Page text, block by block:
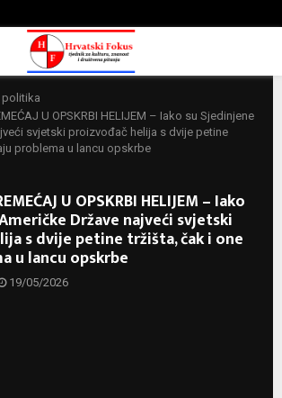
politika
U OPSKRBI HELIJEM – Iako su Sjedinjene
svjetski proizvođač helija s dvije petine
problema u lancu opskrbe
U OPSKRBI HELIJEM – Iako
Države najveći svjetski
s dvije petine tržišta, čak i one
u lancu opskrbe
19/05/2026